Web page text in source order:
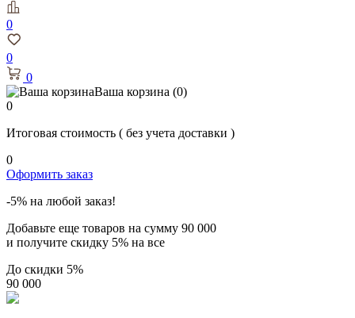
0
0
0
Ваша корзина (0)
0
Итоговая стоимость ( без учета доставки )
0
Оформить заказ
-5% на любой заказ!
Добавьте еще товаров на сумму 90 000
и получите скидку 5% на все
До скидки 5%
90 000